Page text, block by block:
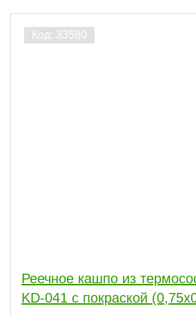
Реечное кашпо из
KD-041 с покраской